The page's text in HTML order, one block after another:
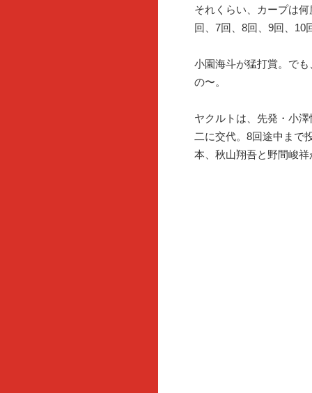
それくらい、カープは
回、7回、8回、9回、10
小園海斗が猛打賞。で
の〜。
ヤクルトは、先発・小
二に交代。8回途中まで
本、秋山翔吾と野間峻